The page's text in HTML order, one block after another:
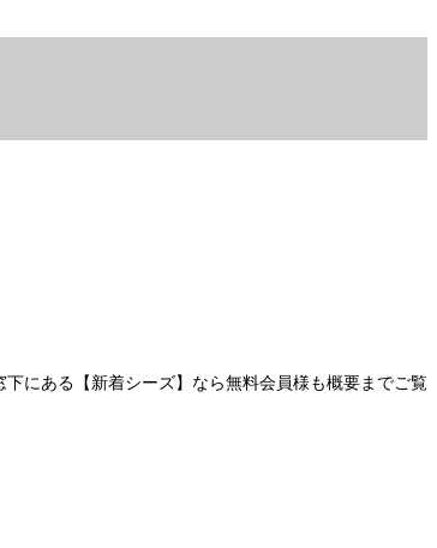
にある【新着シーズ】なら無料会員様も概要までご覧